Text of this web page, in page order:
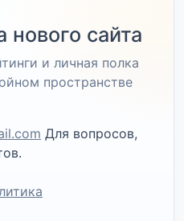
сайта
и личная полка
пространстве
Для вопросов,